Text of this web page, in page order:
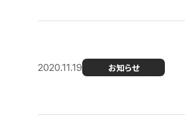
2020.11.19 お知らせ